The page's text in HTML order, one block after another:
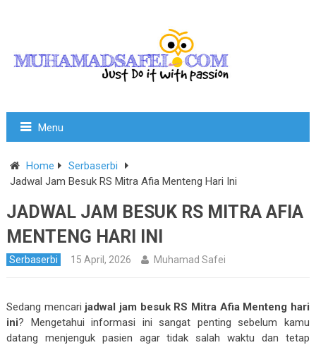
Menu
Home
Serbaserbi
Jadwal Jam Besuk RS Mitra Afia Menteng Hari Ini
JADWAL JAM BESUK RS MITRA AFIA
MENTENG HARI INI
Serbaserbi 15 April, 2026 Muhamad Safei
Sedang mencari jadwal jam besuk RS Mitra Afia Menteng hari
ini? Mengetahui informasi ini sangat penting sebelum kamu
datang menjenguk pasien agar tidak salah waktu dan tetap